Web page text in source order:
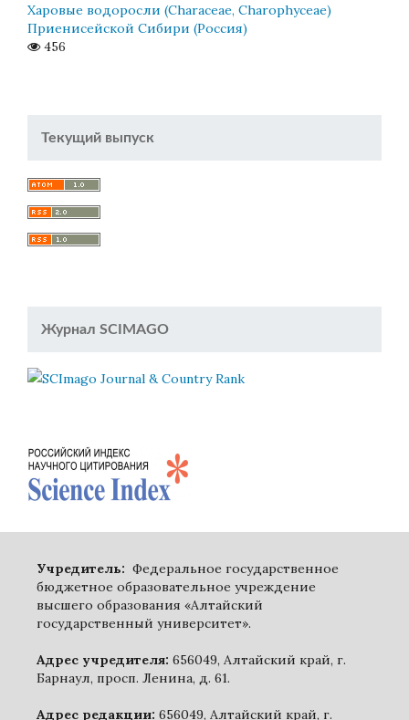
Харовые водоросли (Characeae, Charophyceae)
Приенисейской Сибири (Россия)
456
Текущий выпуск
Журнал SCIMAGO
Учредитель: Федеральное государственное
бюджетное образовательное учреждение
высшего образования «Алтайский
государственный университет».
Адрес учредителя: 656049, Алтайский край, г.
Барнаул, просп. Ленина, д. 61.
Адрес редакции: 656049, Алтайский край, г.